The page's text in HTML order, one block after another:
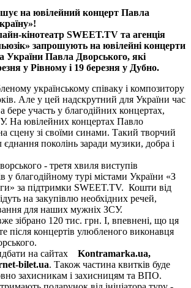
на ювілейний концерт Павла
кінотеатр SWEET.TV та агенція
запрошують на ювілейні концерти
України Павла Дворського, які
у Рівному і 19 березня у Дубно.
українському співаку і композитору
Але у цей надскрутний для України час
бере участь у благодійних концертах,
На ювілейних концертах Павло
сцену зі своїми синами. Такий творчий
поколінь заради музики, добра і
- третя хвиля виступів
у благодійному турі містами України «З
за підтримки SWEET.TV. Кошти від
на закупівлю необхідних речей,
для наших мужніх ЗСУ.
зібрано 120 тис. грн. І, впевнені, що ця
після концертів улюбленого виконавця
на сайтах Kontramarka.ua,
bilet.ua. Також частина квитків буде
захисникам і захисницям та ВПО.